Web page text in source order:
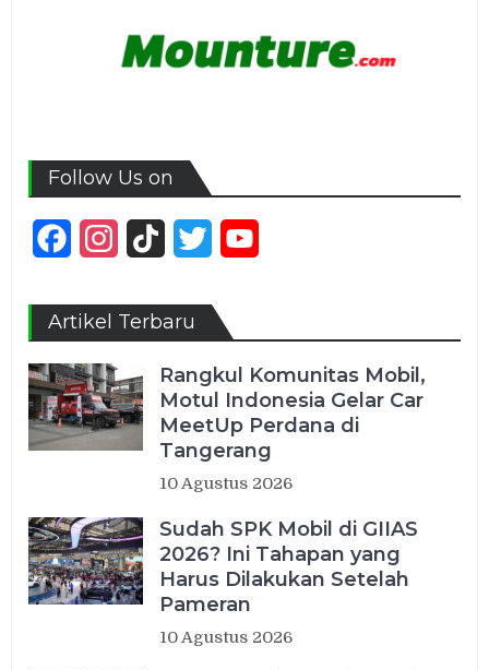
Follow Us on
FacebookInstagram
TikTok Twitter
Artikel Terbaru
Rangkul Komunitas Mobil,
Motul Indonesia Gelar Car
MeetUp Perdana di
Tangerang
10 Agustus 2026
Sudah SPK Mobil di GIIAS
2026? Ini Tahapan yang
Harus Dilakukan Setelah
Pameran
10 Agustus 2026